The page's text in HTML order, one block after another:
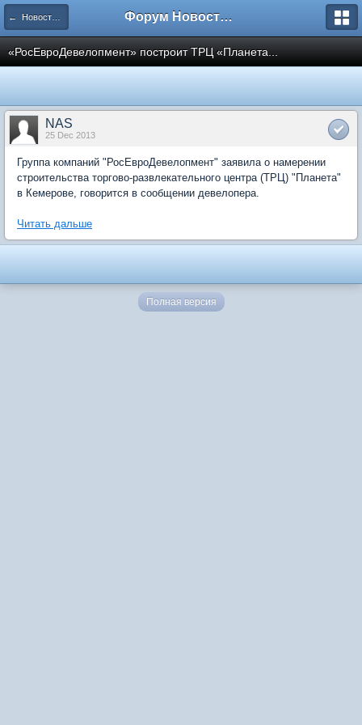
← Новости рынка недвижимости Форум Новостройки
«РосЕвроДевелопмент» построит ТРЦ «Планета...
NAS
25 Dec 2013
Группа компаний "РосЕвроДевелопмент" заявила о намерении
строительства торгово-развлекательного центра (ТРЦ) "Планета"
в Кемерове, говорится в сообщении девелопера.
Читать дальше
Полная версия